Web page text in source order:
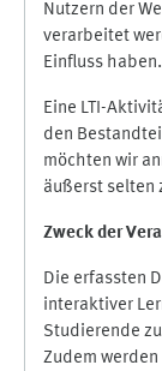
Nutzern der
verarbeitet
Einfluss haben.
Eine LTI-
den
möchten wir
äußerst selten
Zweck der
Die erfassten
interaktiver
Studierende
Zudem